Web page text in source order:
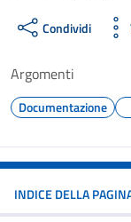
Condividi
Argomenti
Documentazione
INDICE DELLA